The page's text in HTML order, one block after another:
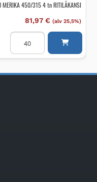
MERIKA 450/315 4 tn RITILÄKANSI
81,97 € (alv 25,5%)
MUOVIKANSISTO
MERIKA
450/315
4
määrä